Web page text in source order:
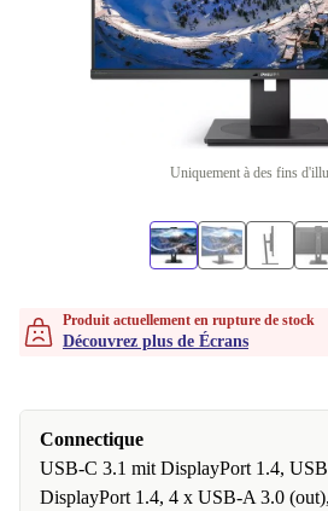
Uniquement à des fins
Produit actuellement en rupture de stock
Découvrez plus de Écrans
Connectique
USB-C 3.1 mit DisplayPort 1.4,
DisplayPort 1.4, 4 x USB-A 3.0